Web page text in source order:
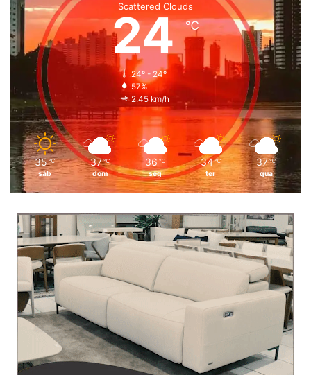
Scattered Clouds
24℃
24º - 24º
57%
2.45 km/h
35 ℃
sáb
37 ℃
dom
36 ℃
seg
34 ℃
ter
37 ℃
qua